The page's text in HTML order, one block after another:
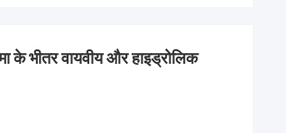
के भीतर वायवीय और हाइड्रोलिक